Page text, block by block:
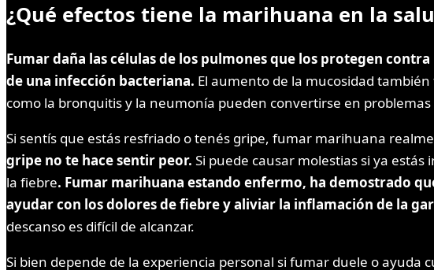
¿Qué efectos tiene la marihuana en la
Fumar daña las células de los pulmones que los protegen
de una infección bacteriana. El aumento de la mucosidad
como la bronquitis y la neumonía pueden convertirse en
Si sentís que estás resfriado o tenés gripe, fumar marihuana
gripe no te hace sentir peor. Si puede causar molestias si ya
la fiebre. Fumar marihuana estando enfermo, ha demostrado
ayudar con los dolores de fiebre y aliviar la inflamación de la
descanso es difícil de alcanzar.
Si bien depende de la experiencia personal si fumar duele o